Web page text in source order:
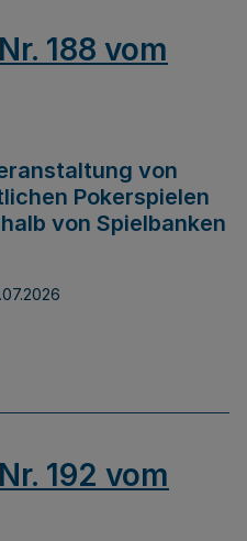
188 vom
von
Pokerspielen
von Spielbanken
192 vom